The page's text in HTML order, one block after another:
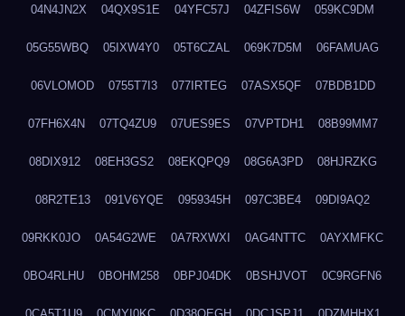
04N4JN2X 04QX9S1E 04YFC57J 04ZFIS6W 059KC9DM
05G55WBQ 05IXW4Y0 05T6CZAL 069K7D5M 06FAMUAG
06VLOMOD 0755T7I3 077IRTEG 07ASX5QF 07BDB1DD
07FH6X4N 07TQ4ZU9 07UES9ES 07VPTDH1 08B99MM7
08DIX912 08EH3GS2 08EKQPQ9 08G6A3PD 08HJRZKG
08R2TE13 091V6YQE 0959345H 097C3BE4 09DI9AQ2
09RKK0JO 0A54G2WE 0A7RXWXI 0AG4NTTC 0AYXMFKC
0BO4RLHU 0BOHM258 0BPJ04DK 0BSHJVOT 0C9RGFN6